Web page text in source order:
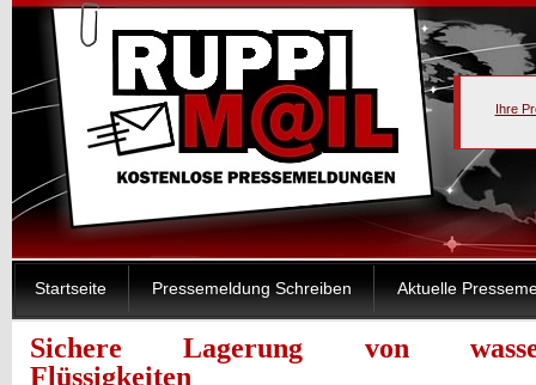
Ihre
Startseite Pressemeldung Schreiben Aktuelle
Sichere Lagerung von
Flüssigkeiten